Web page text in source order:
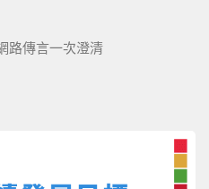
路傳言一次澄清